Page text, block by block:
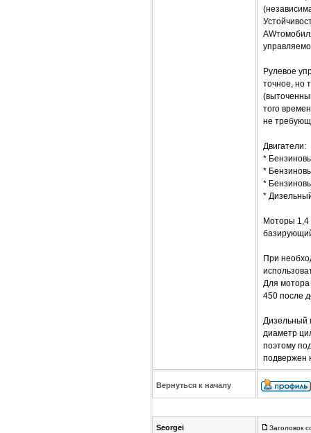
Рулевое
точное, но
того
не
Двигатели:
*
*
*
*
Моторы 1,4
При
Для мотора
450 после
Дизельный
диаметр
поэтому
подвержен
Вернуться к началу
Seorgei
Заголовок